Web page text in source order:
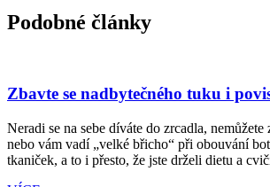
Podobné články
Zbavte se nadbytečného tuku i
Neradi se na sebe díváte do zrcadla, nemůžete
nebo vám vadí „velké břicho“ při obouvání
tkaniček, a to i přesto, že jste drželi dietu a